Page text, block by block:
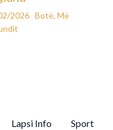
2026 Botë, Më
Lapsi Info Sport